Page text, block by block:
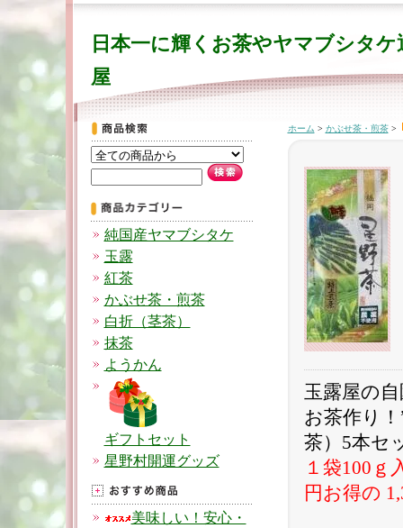
日本一に輝くお茶やヤマブシタ
屋
純国産ヤマブシタケ
玉露
紅茶
かぶせ茶・煎茶
白折（茎茶）
抹茶
ようかん
ギフトセット
星野村開運グッズ
美味しい！安心・
ホーム > かぶせ茶・煎茶>
玉露屋の
お茶作り
茶）5本セ
１袋100ｇ
円お得の